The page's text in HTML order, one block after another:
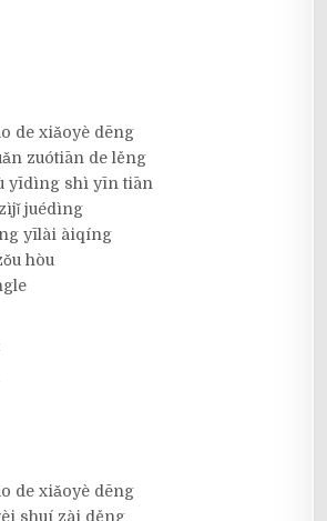
de xiǎoyè dēng
zuótiān de lěng
yīdìng shì yīn tiān
juédìng
yīlài àiqíng
hòu
de xiǎoyè dēng
shuí zài děng